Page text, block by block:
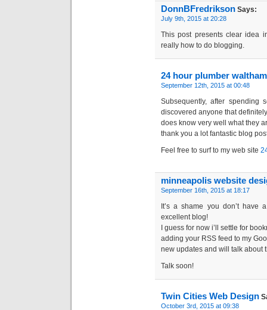
DonnBFredrikson Says:
July 9th, 2015 at 20:28
This post presents clear idea
really how to do blogging.
24 hour plumber
September 12th, 2015 at 00:48
Subsequently, after spending
discovered anyone that definitely
does know very well what they
thank you a lot fantastic blog
Feel free to surf to my web site
minneapolis website
September 16th, 2015 at 18:17
It’s a shame you don’t have
excellent blog!
I guess for now i’ll settle for
adding your RSS feed to my
new updates and will talk about
Talk soon!
Twin Cities Web Design
October 3rd, 2015 at 09:38